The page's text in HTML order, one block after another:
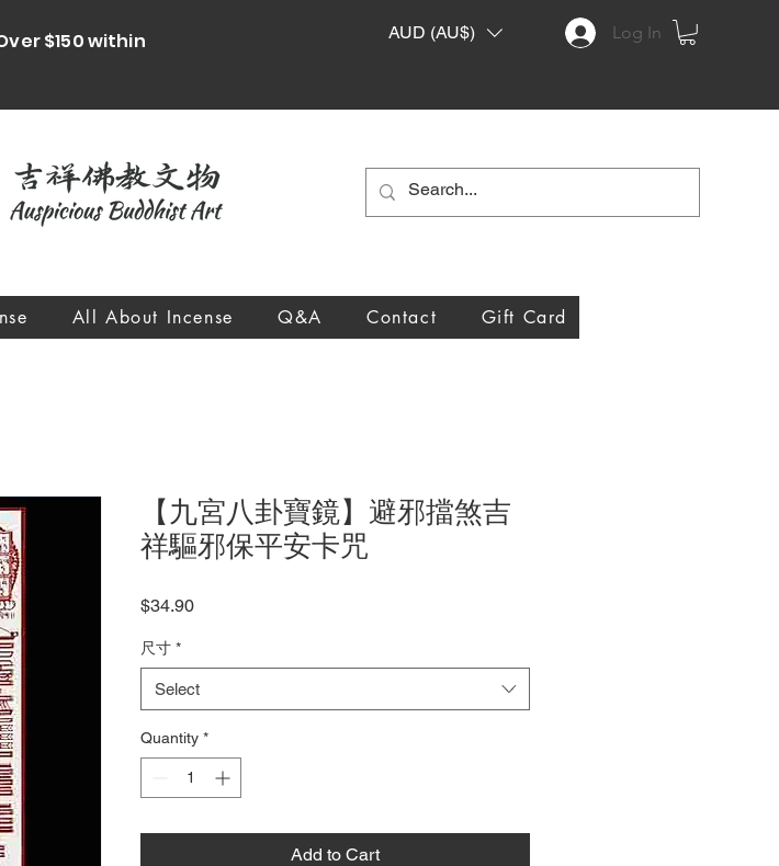
$150 within
AUD (AU$) Log In
All About Incense Q&A Contact Gift Card
【九宮八卦寶鏡】避邪擋煞吉
祥驅邪保平安卡咒
$34.90Price
尺寸 *
Select
Quantity *
Add to Cart